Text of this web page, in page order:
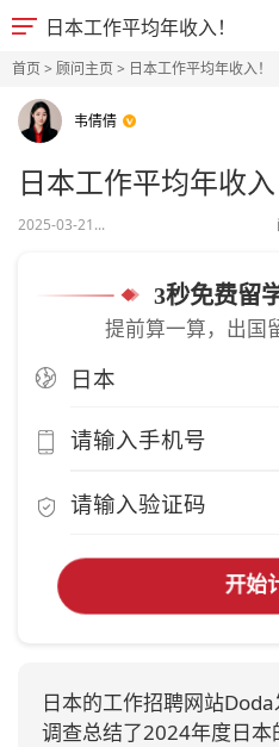
日本工作平均年收入！
首页> 顾问主页> 日本工作平均年收入！
韦倩倩
日本工作平均年收入
2025-03-21...
3秒免费留
提前算一算，出国
开始
日本的工作招聘网站Doda
调查总结了2024年度日本